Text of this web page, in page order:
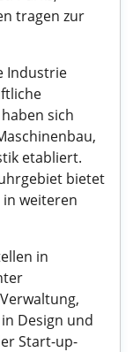
tragen zur
Industrie
sich
etabliert.
bietet
in weiteren
in
Design und
Start-up-